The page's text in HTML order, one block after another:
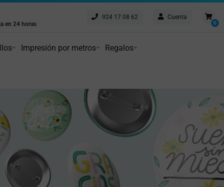
0
Cuenta
924 17 08 62
en 24 horas
Envío gratis
Impresión por metros Regalos